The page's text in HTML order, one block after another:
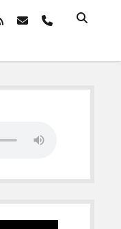
rss emailphone